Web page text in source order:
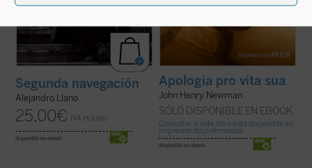
Segunda navegación
Alejandro Llano
25,00€ IVA incluido
disponible en ebook:
Apologia pro vita sua
John Henry Newman
SÓLO DISPONIBLE EN EBOOK
Consultar si este libro está disponible en
impresión bajo demanda
disponible en ebook: